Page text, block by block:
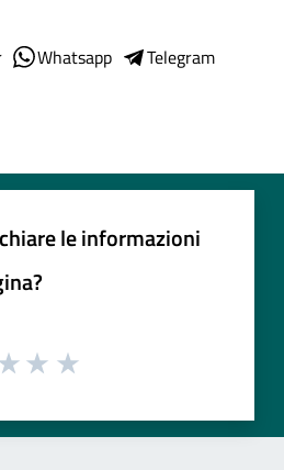
Whatsapp
Telegram
le informazioni